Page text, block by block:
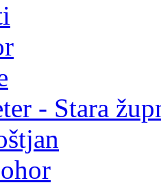
- Stara